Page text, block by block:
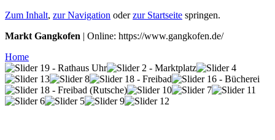
Zum Inhalt, zur Navigation oderzur Startseite springen.
Markt Gangkofen | Online: https://www.gangkofen.de/
Home